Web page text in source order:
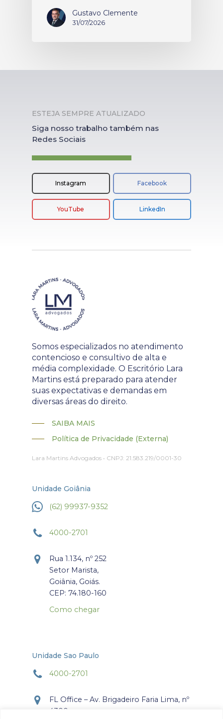
Gustavo Clemente
31/07/2026
ESTEJA SEMPRE ATUALIZADO
Siga nosso trabalho também nas
Redes Sociais
Instagram Facebook
YouTube LinkedIn
Somos especializados no atendimento
contencioso e consultivo de alta e
média complexidade. O Escritório Lara
Martins está preparado para atender
suas expectativas e demandas em
diversas áreas do direito.
SAIBA MAIS
Política de Privacidade (Externa)
Lara Martins Advogados • CNPJ: 21.583.219/0001-30
Unidade Goiânia
(62) 99937-9352
4000-2701
Rua 1.134, nº 252
Setor Marista,
Goiânia, Goiás.
CEP: 74.180-160
Como chegar
Unidade Sao Paulo
4000-2701
FL Office – Av. Brigadeiro Faria Lima, nº
4300